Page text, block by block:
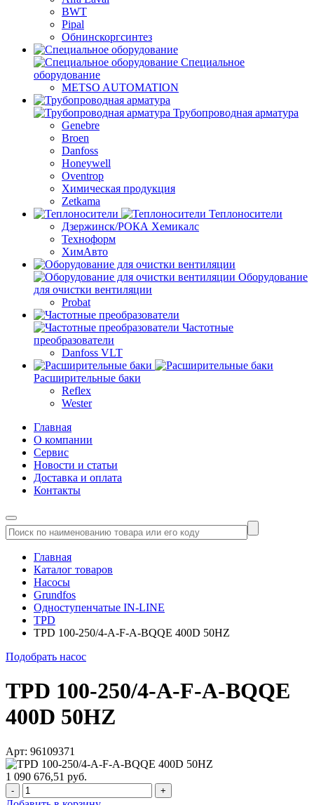
BWT
Pipal
Обнинскоргсинтез
Специальное
оборудование
METSO AUTOMATION
Трубопроводная арматура
Genebre
Broen
Danfoss
Honeywell
Oventrop
Химическая продукция
Zetkama
Теплоносители
Дзержинск/РОКА Хемикалс
Техноформ
ХимАвто
Оборудование
для очистки вентиляции
Probat
Частотные
преобразователи
Danfoss VLT
Расширительные баки
Reflex
Wester
Главная
О компании
Сервис
Новости и статьи
Доставка и оплата
Контакты
Главная
Каталог товаров
Насосы
Grundfos
Одноступенчатые IN-LINE
TPD
TPD 100-250/4-A-F-A-BQQE 400D 50HZ
Подобрать насос
TPD 100-250/4-A-F-A-BQQE
400D 50HZ
Арт: 96109371
1 090 676,51 руб.
- +